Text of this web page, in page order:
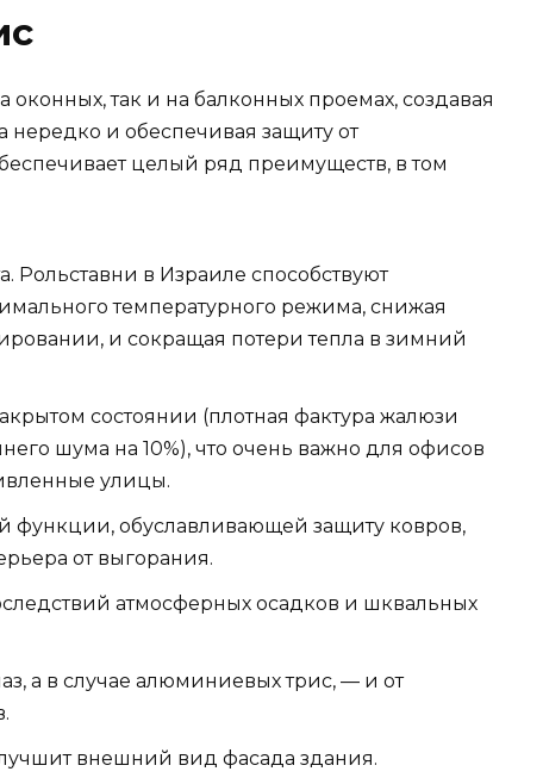
оконных, так и на балконных проемах, создавая
и обеспечивая защиту от
целый ряд преимуществ, в том
в Израиле способствуют
температурного режима, снижая
и сокращая потери тепла в зимний
состоянии (плотная фактура жалюзи
шума на 10%), что очень важно для офисов
улицы.
функции, обуславливающей защиту ковров,
от выгорания.
атмосферных осадков и шквальных
а в случае алюминиевых трис, — и от
внешний вид фасада здания.